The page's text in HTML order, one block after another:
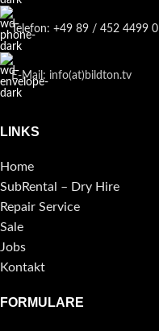
Telefon: +49 89 / 452 4499 0
E-Mail: info(at)bildton.tv
LINKS
Home
SubRental – Dry Hire
Repair Service
Sale
Jobs
Kontakt
FORMULARE